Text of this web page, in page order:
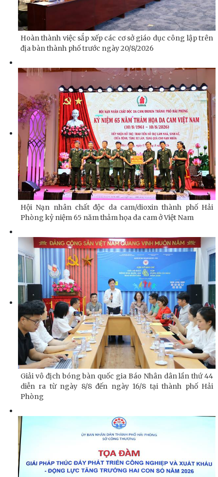
Hoàn thành việc sắp xếp các cơ sở giáo dục công lập trên
địa bàn thành phố trước ngày 20/8/2026
Hội Nạn nhân chất độc da cam/dioxin thành phố Hải
Phòng kỷ niệm 65 năm thảm họa da cam ở Việt Nam
Giải vô địch bóng bàn quốc gia Báo Nhân dân lần thứ 44
diễn ra từ ngày 8/8 đến ngày 16/8 tại thành phố Hải
Phòng